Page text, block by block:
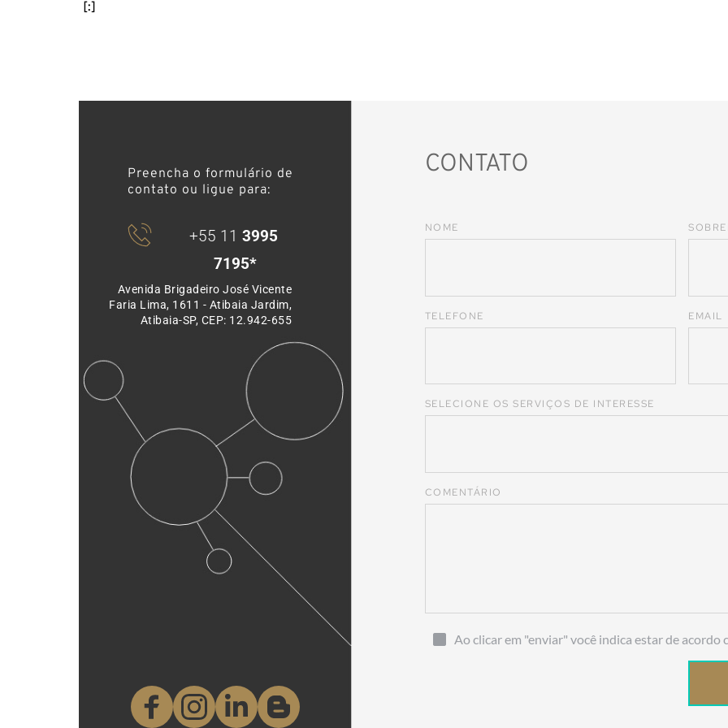
[:]
Preencha o formulário de
contato ou ligue para:
+55 11 3995
7195*
Avenida Brigadeiro José Vicente
Faria Lima, 1611 - Atibaia Jardim,
Atibaia-SP, CEP: 12.942-655
CONTATO
NOME
TELEFONE EMAIL
SELECIONE OS SERVIÇOS DE INTERESSE
COMENTÁRIO
Ao clicar em "enviar" você indica estar de acordo